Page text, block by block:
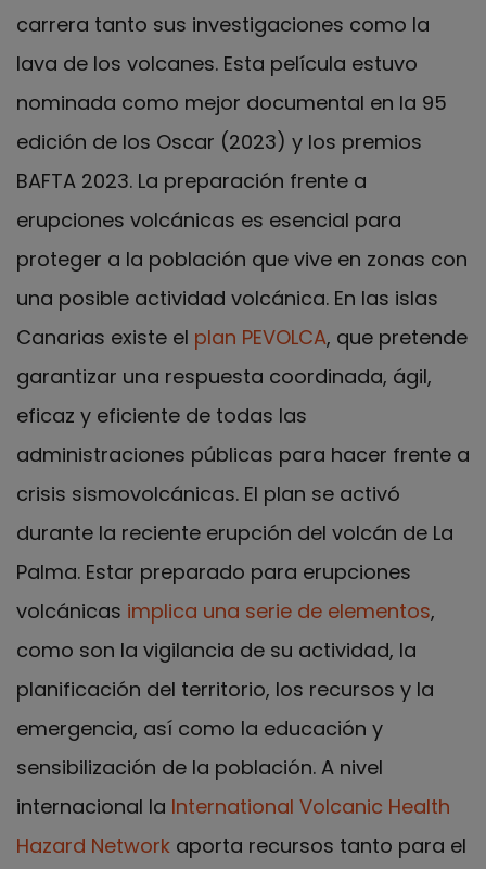
carrera tanto sus investigaciones como la
lava de los volcanes. Esta película estuvo
nominada como mejor documental en la 95
edición de los Oscar (2023) y los premios
BAFTA 2023. La preparación frente a
erupciones volcánicas es esencial para
proteger a la población que vive en zonas con
una posible actividad volcánica. En las islas
Canarias existe el plan PEVOLCA, que pretende
garantizar una respuesta coordinada, ágil,
eficaz y eficiente de todas las
administraciones públicas para hacer frente a
crisis sismovolcánicas. El plan se activó
durante la reciente erupción del volcán de La
Palma. Estar preparado para erupciones
volcánicas implica una serie de elementos,
como son la vigilancia de su actividad, la
planificación del territorio, los recursos y la
emergencia, así como la educación y
sensibilización de la población. A nivel
internacional la International Volcanic Health
Hazard Network aporta recursos tanto para el